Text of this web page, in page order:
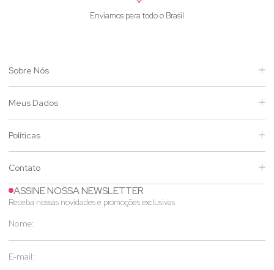
Enviamos para todo o Brasil
Sobre Nós
Meus Dados
Políticas
Contato
ASSINE NOSSA NEWSLETTER
Receba nossas novidades e promoções exclusivas